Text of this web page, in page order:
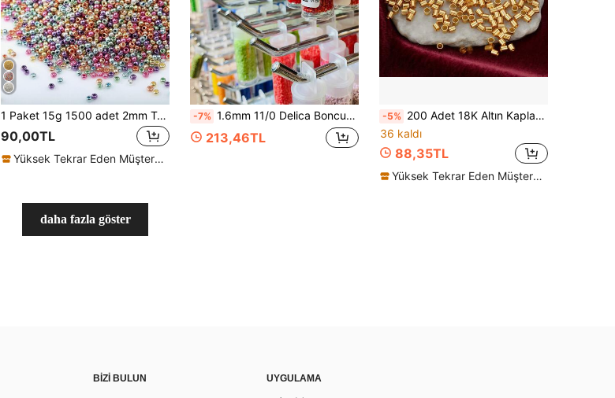
1 Paket 15g 1500 adet 2mm Tekdüze Yüksek Kaliteli Cam Tohum Boncukları, Kendin Yap Takı Yapımı Aksesuarları İçin Kullanılır
90,00TL
Yüksek Tekrar Eden Müşteriler
-7% 1.6mm 11/0 Delica Boncuklar 10g Cam Tohum Boncuklar Parlak Gökkuşağı Rengi Japonya 11/0 Delica Boncuklar Bilezik Takı Yapımı İçin
213,46TL
-5% 200 Adet 18K Altın Kaplama 304 Paslanmaz Çelik Boru Boncuk, 1.5/2/2.5 mm Delik Çaplı Konumlandırıcı Ara Boncuk, DIY Kadın Bileklik Aksesuarları
36 kaldı
88,35TL
Yüksek Tekrar Eden Müşteriler
daha fazla göster
BİZİ BULUN UYGULAMA